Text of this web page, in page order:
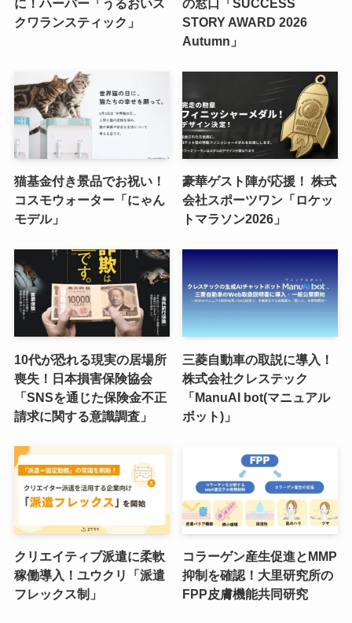
に！ハーバー「うるおいス
クワランスティック」
の窓口「SUCCESS
STORY AWARD 2026
Autumn」
猫基金付き景品でお祝い！
コスモウォーター「にゃん
モデル」
豪華ゲスト陣が応援！ 株式
会社スポーツワン「ロケッ
トマラソン2026」
10代が恐れる現実の居場所
喪失！日本損害保険協会
「SNSを通じた保険金不正
請求に関する意識調査」
三菱自動車の取説に導入！
株式会社クレステック
「ManuAI bot(マニュアル
ボット)」
クリエイティブ派遣に柔軟
稼働導入！ユウクリ「派遣
フレックス制」
コラーゲン産生促進とMMP
抑制を確認！大里研究所の
FPP皮膚機能共同研究